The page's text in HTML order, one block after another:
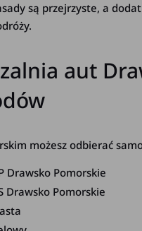
są przejrzyste, a
aut
możesz odbierać
Drawsko Pomorskie
Drawsko Pomorskie